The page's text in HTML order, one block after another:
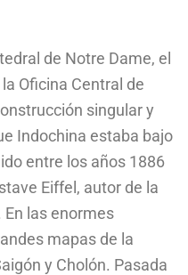
de Notre Dame, el
Oficina Central de
singular y
Indochina estaba bajo
entre los años 1886
Eiffel, autor de la
las enormes
mapas de la
y Cholón. Pasada